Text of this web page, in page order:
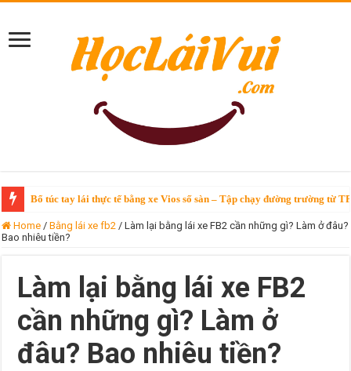
Bổ túc tay lái thực tế bằng xe Vios số sàn – Tập chạy đường trường từ
Bổ túc tay lái Vinfast VF3 – chỉ 250k/giờ tại TPHCM
Home / Bằng lái xe fb2 / Làm lại bằng lái xe FB2 cần những gì? Làm ở đâu?
Bao nhiêu tiền?
Làm lại bằng lái xe FB2
cần những gì? Làm ở
đâu? Bao nhiêu tiền?